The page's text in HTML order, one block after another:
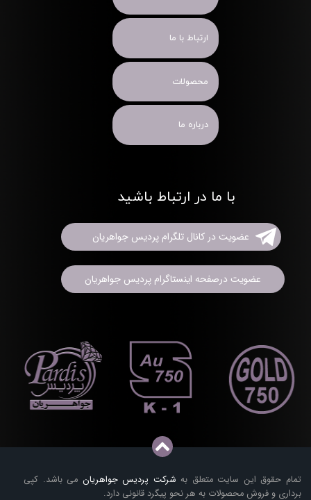
تمام حقوق این سایت متعلق به شرکت پردیس جواهریان می باشد. کپی
برداری و فروش محصولات به هر نحو پیگرد قانونی دارد.
ارتباط با ما
محصولات
درباره ما
با ما در ارتباط باشید
عضویت در کانال تلگرام پردیس جواهریان
عضویت درصفحه اینستاگرام پردیس جواهریان